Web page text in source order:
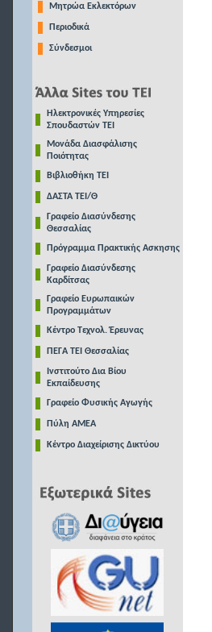
Μητρώα Εκλεκτόρων
Περιοδικά
Σύνδεσμοι
Ηλεκτρονικές Υπηρεσίες
Σπουδαστών ΤΕΙ
Μονάδα Διασφάλισης
Ποιότητας
Βιβλιοθήκη ΤΕΙ
ΔΑΣΤΑ ΤΕΙ/Θ
Γραφείο Διασύνδεσης
Θεσσαλίας
Πρόγραμμα Πρακτικής Ασκησης
Γραφείο Διασύνδεσης
Καρδίτσας
Γραφείο Ευρωπαικών
Προγραμμάτων
Κέντρο Τεχνολ. Έρευνας
ΠΕΓΑ ΤΕΙ Θεσσαλίας
Ινστιτούτο Δια Βίου
Εκπαίδευσης
Γραφείο Φυσικής Αγωγής
Πύλη ΑΜΕΑ
Κέντρο Διαχείρισης Δικτύου